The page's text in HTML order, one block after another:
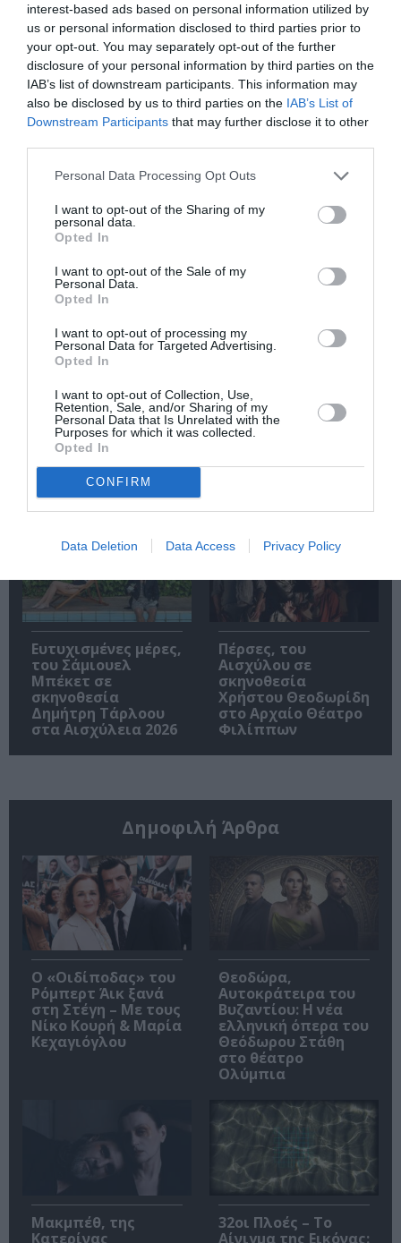
interest-based ads based on personal information utilized by
us or personal information disclosed to third parties prior to
your opt-out. You may separately opt-out of the further
disclosure of your personal information by third parties on the
IAB’s list of downstream participants. This information may
also be disclosed by us to third parties on the IAB’s List of
Downstream Participants that may further disclose it to other
Personal Data Processing Opt Outs
I want to opt-out of the Sharing of my
personal data.
Opted In
I want to opt-out of the Sale of my
Personal Data.
Opted In
I want to opt-out of processing my
Personal Data for Targeted Advertising.
Opted In
I want to opt-out of Collection, Use,
Retention, Sale, and/or Sharing of my
Personal Data that Is Unrelated with the
Purposes for which it was collected.
Opted In
CONFIRM
Data Deletion Data Access Privacy Policy
Ακολουθήστε το Culturenow.gr
Σχετικά Άρθρα
«Νίκος Ξυλούρης, ο
Αρχάγγελος της
Κρήτης», σε
σκηνοθεσία
Νικορέστη
Χανιωτάκη στο
Τεχνολογικό και
Πολιτιστικό Πάρκο
Λαυρίου
Ευριπίδη σε
σκηνοθεσία Γιάβορ
Γκάρντεφ στο
Δημοτικό Θέατρο
Ευτυχισμένες μέρες,
του Σάμιουελ
Μπέκετ σε
σκηνοθεσία
Δημήτρη Τάρλοου
στα Αισχύλεια 2026
Πέρσες, του
Αισχύλου σε
σκηνοθεσία
Χρήστου Θεοδωρίδη
στο Αρχαίο Θέατρο
Φιλίππων
Δημοφιλή Άρθρα
O «Οιδίποδας» του
Ρόμπερτ Άικ ξανά
στη Στέγη – Με τους
Νίκο Κουρή & Μαρία
Κεχαγιόγλου
Θεοδώρα,
Αυτοκράτειρα του
Βυζαντίου: Η νέα
ελληνική όπερα του
Θεόδωρου Στάθη
στο θέατρο
Ολύμπια
Μακμπέθ, της
Κατερίνας
32οι Πλοές – Το
Αίνιγμα της Εικόνας: